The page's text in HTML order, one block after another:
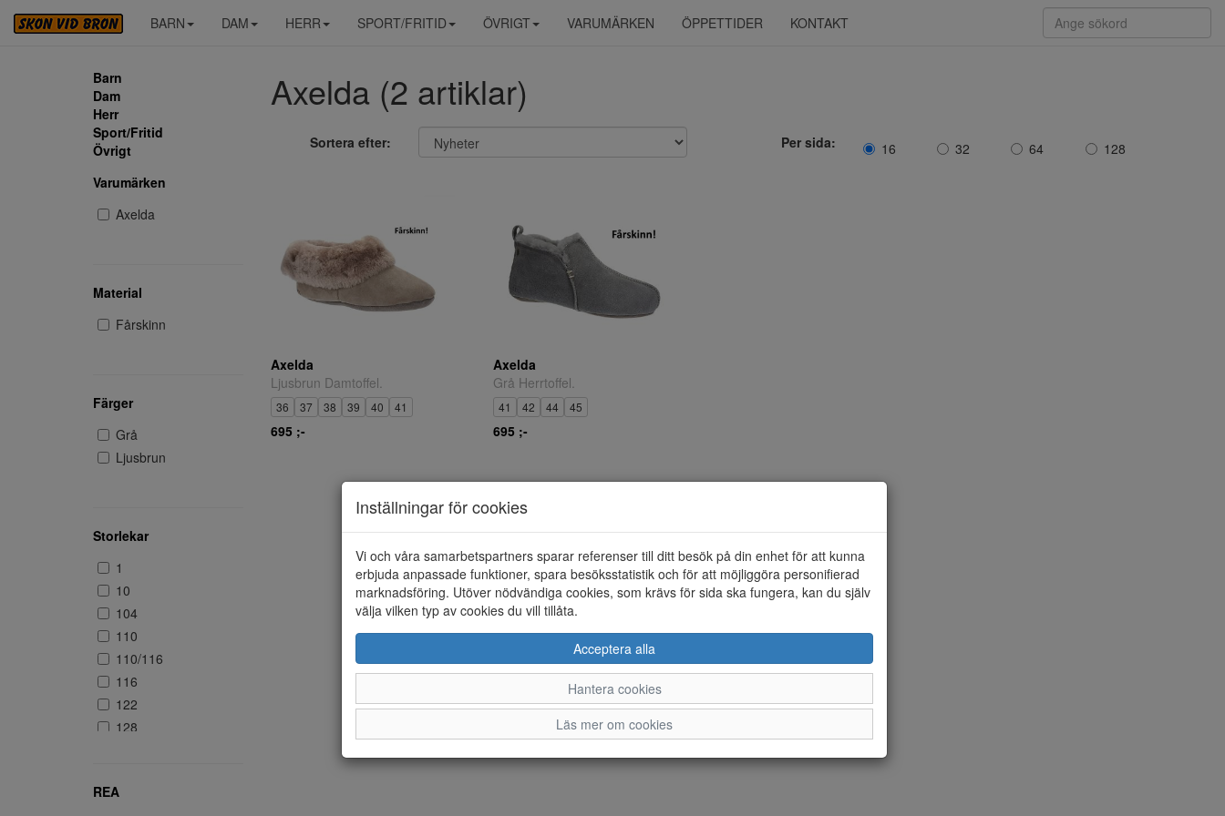
BARN DAM HERR SPORT/FRITID ÖVRIGT VARUMÄRKEN ÖPPETTIDER KONTAKT
Barn
Dam
Herr
Sport/Fritid
Övrigt
Varumärken
Axelda
Material
Fårskinn
Färger
Grå
Ljusbrun
Storlekar
1
10
104
110
110/116
116
122
128
18
REA
Axelda (2 artiklar)
Sortera efter: Per sida: 16 32 64 128
Axelda
Ljusbrun Damtoffel.
36 37 38 39 40 41
695 ;-
Axelda
Grå Herrtoffel.
41 42 44 45
695 ;-
Inställningar för cookies
Vi och våra samarbetspartners sparar referenser till ditt besök på din enhet för att kunna
erbjuda anpassade funktioner, spara besöksstatistik och för att möjliggöra personifierad
marknadsföring. Utöver nödvändiga cookies, som krävs för sida ska fungera, kan du själv
välja vilken typ av cookies du vill tillåta.
Acceptera alla
Hantera cookies
Läs mer om cookies